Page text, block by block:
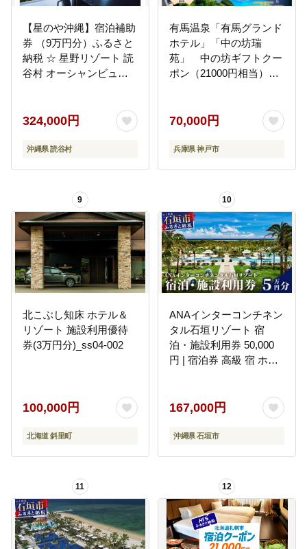
【星のや沖縄】宿泊補助
券 （9万円分）ふるさと
納税 ☆ 星野リゾート 読
谷村 オーシャンビュー
ットクルーズ オーシャ
324,000円
沖縄県 読谷村
有馬温泉「有馬グランド
ホテル」「中の坊瑞
苑」 中の坊ギフトクー
ポン（21000円相当）│
光 宿泊 体験 旅館 兵庫県
70,000円
兵庫県 神戸市
9
北こぶし知床 ホテル＆
リゾート 施設利用優待
券(3万円分)_ss04-002
100,000円
北海道 斜里町
10
ANAインターコンチネン
タル石垣リゾート 宿
泊・施設利用券 50,000
円 | 宿泊券 高級 宿 ホテ
沖縄 石垣 石垣島 石垣市
167,000円
沖縄県 石垣市
11 12